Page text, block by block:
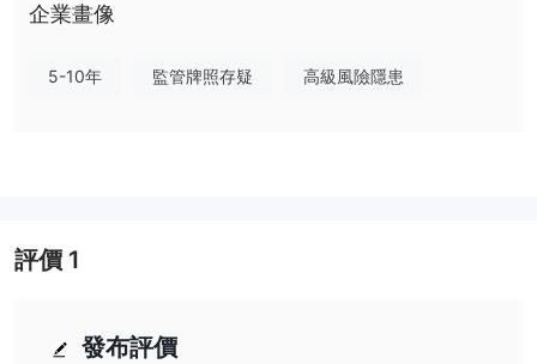
注意：截屏日期為2023年1月9日。 WikiFX是動態評分，會跟蹤交易
账户
子銀行服務、存款服務、兌換、定期存款、信用卡、匯款服務、按揭
對於存款、匯款、外幣現鈔兌換、信用卡、證券、投資、貸款等，
企業畫像
5-10年 監管牌照存疑 高級風險隱患
發布評價
評價 1